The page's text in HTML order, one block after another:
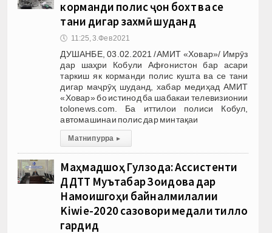
корманди полис ҷон бохт ва се
тани дигар захмӣ шуданд
🕔 11:25, 3.Фев 2021
ДУШАНБЕ, 03.02.2021 /АМИТ «Ховар»/ Имрӯз
дар шаҳри Кобули Афғонистон бар асари
таркиш як корманди полис кушта ва се тани
дигар маҷрӯҳ шуданд, хабар медиҳад АМИТ
«Ховар» бо истинод ба шабакаи телевизионии
tolonews.com. Ба иттилои полиси Кобул,
автомашинаи полис дар минтақаи
Матни пурра ▸
Маҳмадшоҳ Гулзода: Ассистенти
ДДТТ Муътабар Зоидова дар
Намоишгоҳи байналмилалии
Kiwie-2020 сазовори медали тилло
гардид